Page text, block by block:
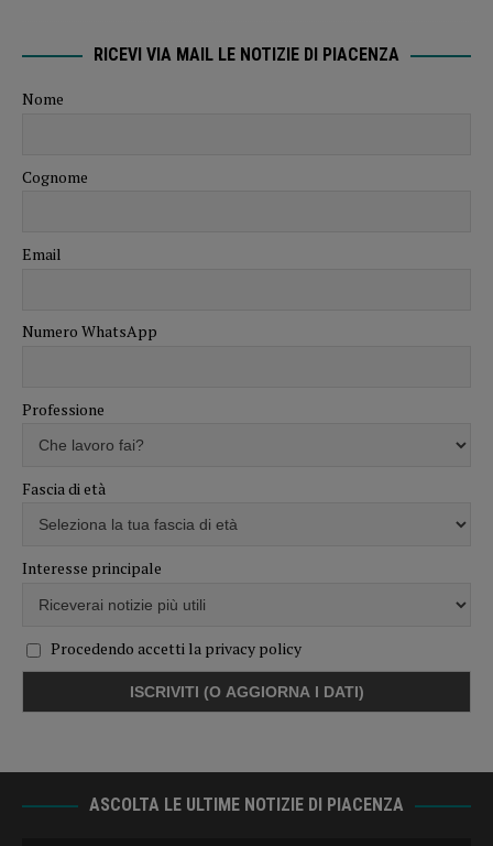
RICEVI VIA MAIL LE NOTIZIE DI PIACENZA
Nome
Cognome
Email
Numero WhatsApp
Professione
Fascia di età
Interesse principale
Procedendo accetti la privacy policy
ASCOLTA LE ULTIME NOTIZIE DI PIACENZA